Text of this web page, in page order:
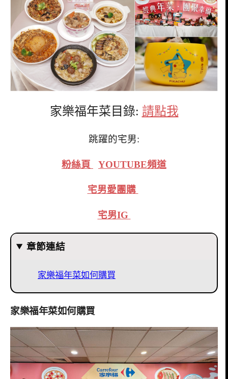
家樂福年菜目錄: 請點我
跳躍的宅男:
粉絲頁 YOUTUBE頻道
宅男愛團購
宅男IG
章節連結
家樂福年菜如何購買
家樂福年菜如何購買